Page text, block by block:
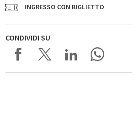
INGRESSO CON BIGLIETTO
CONDIVIDI SU